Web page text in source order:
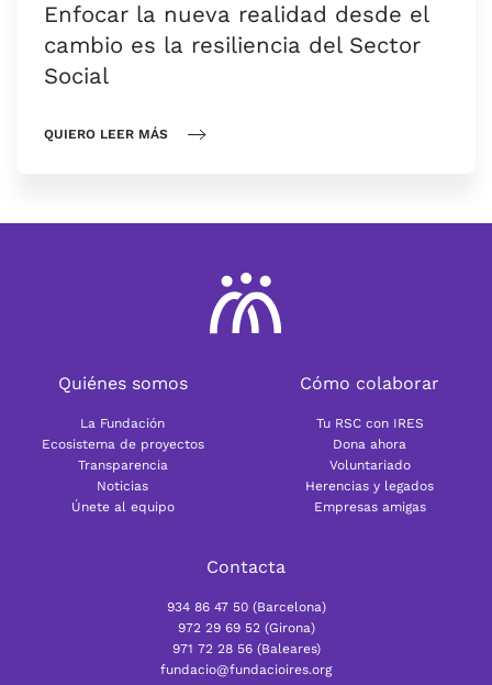
Enfocar la nueva realidad desde el
cambio es la resiliencia del Sector
Social
QUIERO LEER MÁS
Quiénes somos
La Fundación
Ecosistema de proyectos
Transparencia
Noticias
Únete al equipo
Cómo colaborar
Tu RSC con IRES
Dona ahora
Voluntariado
Herencias y legados
Empresas amigas
Contacta
934 86 47 50 (Barcelona)
972 29 69 52 (Girona)
971 72 28 56 (Baleares)
fundacio@fundacioires.org